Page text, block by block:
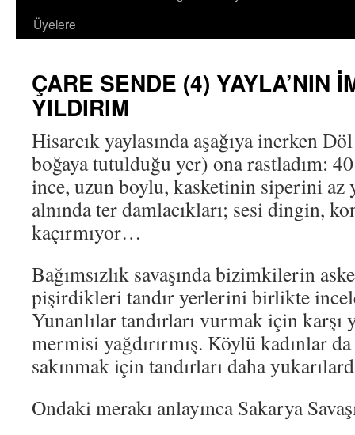
Üyelere
ÇARE SENDE (4) YAYLA’NIN
YILDIRIM
Hisarcık yaylasında aşağıya inerken
boğaya tutulduğu yer) ona rastladım:
ince, uzun boylu, kasketinin siperini az
alnında ter damlacıkları; sesi dingin,
kaçırmıyor…
Bağımsızlık savaşında bizimkilerin
pişirdikleri tandır yerlerini birlikte
Yunanlılar tandırları vurmak için karşı
mermisi yağdırırmış. Köylü kadınlar
sakınmak için tandırları daha
Ondaki merakı anlayınca Sakarya